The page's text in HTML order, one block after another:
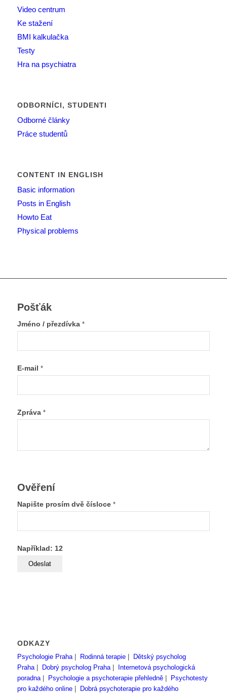
Video centrum
Ke stažení
BMI kalkulačka
Testy
Hra na psychiatra
ODBORNÍCI, STUDENTI
Odborné články
Práce studentů
CONTENT IN ENGLISH
Basic information
Posts in English
Howto Eat
Physical problems
Pošťák
Jméno / přezdívka *
E-mail *
Zpráva *
Ověření
Napište prosím dvě čísloce *
Například: 12
ODKAZY
Psychologie Praha| Rodinná terapie|
Dětský psycholog
Praha| Dobrý psycholog Praha|
Internetová psychologická
poradna| Psychologie a psychoterapie přehledně|
Psychotesty
pro každého online|
Dobrá psychoterapie pro každého